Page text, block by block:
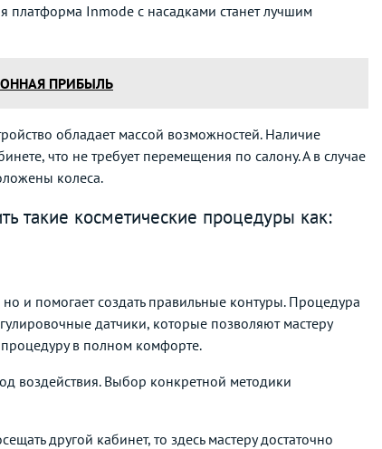
платформа Inmode c насадками станет лучшим
ПРИБЫЛЬ
обладает массой возможностей. Наличие
что не требует перемещения по салону. А в случае
колеса.
такие косметические процедуры как:
и помогает создать правильные контуры. Процедура
датчики, которые позволяют мастеру
процедуру в полном комфорте.
воздействия. Выбор конкретной методики
другой кабинет, то здесь мастеру достаточно